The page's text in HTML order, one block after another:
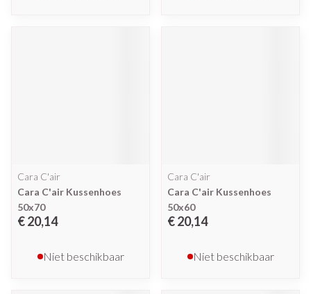
Cara C'air
Cara C'air Kussenhoes
50x70
€ 20,14
Niet beschikbaar
Cara C'air
Cara C'air Kussenhoes
50x60
€ 20,14
Niet beschikbaar